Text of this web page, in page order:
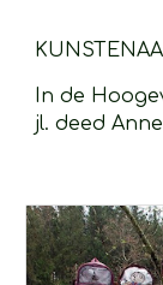
In de
jl. deed